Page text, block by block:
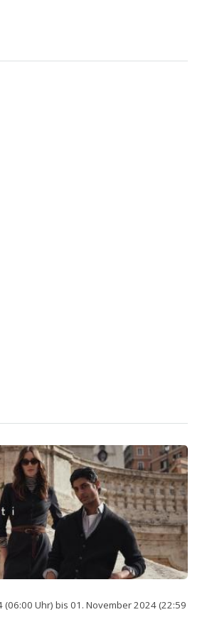
Uhr) bis 01. November 2024 (22:59